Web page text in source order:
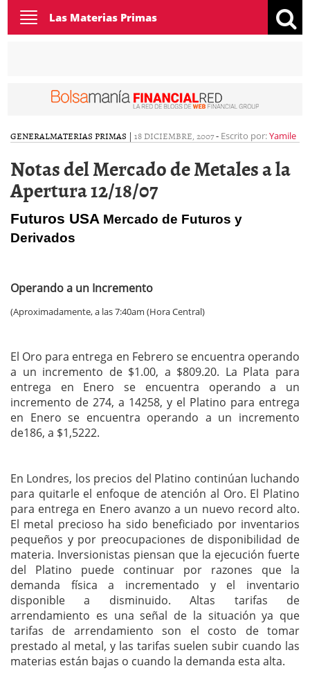
Toggle
navigation
Las Materias Primas
GENERALMATERIAS PRIMAS | 18 DICIEMBRE, 2007- Escrito por:Yamile
Notas del Mercado de Metales a la
Apertura 12/18/07
Futuros USA Mercado de Futuros y
Derivados
Operando a un Incremento
(Aproximadamente, a las 7:40am (Hora Central)
El Oro para entrega en Febrero se encuentra operando
a un incremento de $1.00, a $809.20. La Plata para
entrega en Enero se encuentra operando a un
incremento de 274, a 14258, y el Platino para entrega
en Enero se encuentra operando a un incremento
de186, a $1,5222.
En Londres, los precios del Platino continúan luchando
para quitarle el enfoque de atención al Oro. El Platino
para entrega en Enero avanzo a un nuevo record alto.
El metal precioso ha sido beneficiado por inventarios
pequeños y por preocupaciones de disponibilidad de
materia. Inversionistas piensan que la ejecución fuerte
del Platino puede continuar por razones que la
demanda física a incrementado y el inventario
disponible a disminuido. Altas tarifas de
arrendamiento es una señal de la situación ya que
tarifas de arrendamiento son el costo de tomar
prestado al metal, y las tarifas suelen subir cuando las
materias están bajas o cuando la demanda esta alta.